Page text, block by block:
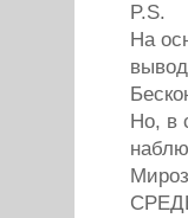
P.S.
На
Но, в